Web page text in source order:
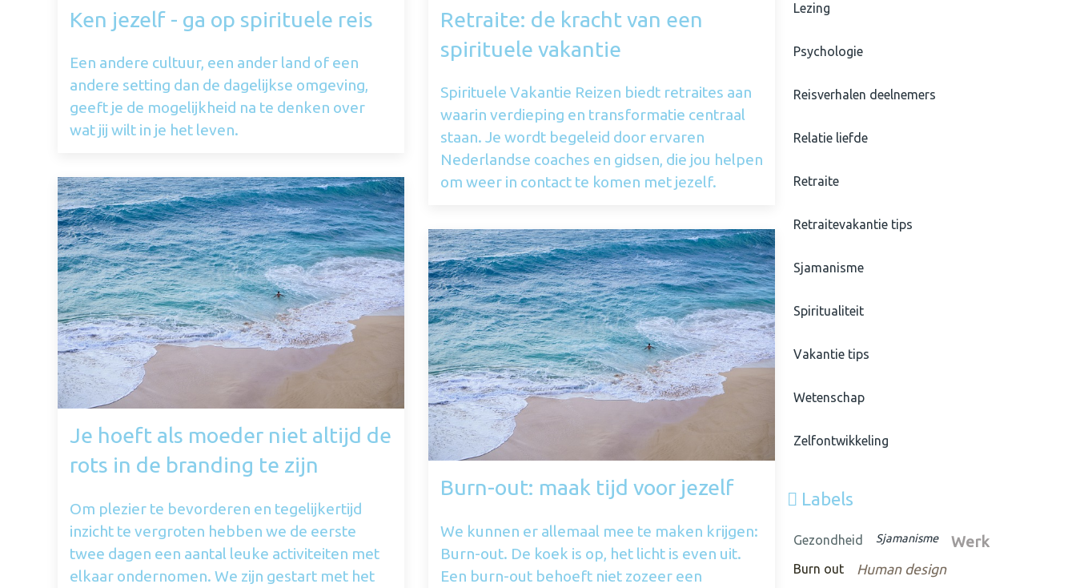
Ken jezelf - ga op spirituele reis
Een andere cultuur, een ander land of een
andere setting dan de dagelijkse omgeving,
geeft je de mogelijkheid na te denken over
wat jij wilt in je het leven.
Retraite: de kracht van een
spirituele vakantie
Spirituele Vakantie Reizen biedt retraites aan
waarin verdieping en transformatie centraal
staan. Je wordt begeleid door ervaren
Nederlandse coaches en gidsen, die jou helpen
om weer in contact te komen met jezelf.
Je hoeft als moeder niet altijd de
rots in de branding te zijn
Om plezier te bevorderen en tegelijkertijd
inzicht te vergroten hebben we de eerste
twee dagen een aantal leuke activiteiten met
elkaar ondernomen. We zijn gestart met het
Burn-out: maak tijd voor jezelf
We kunnen er allemaal mee te maken krijgen:
Burn-out. De koek is op, het licht is even uit.
Een burn-out behoeft niet zozeer een
Lezing
Psychologie
Reisverhalen deelnemers
Relatie liefde
Retraite
Retraitevakantie tips
Sjamanisme
Spiritualiteit
Vakantie tips
Wetenschap
Zelfontwikkeling
Labels
Gezondheid Sjamanisme Werk
Burn out
Human design